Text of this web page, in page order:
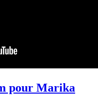
pour Marika